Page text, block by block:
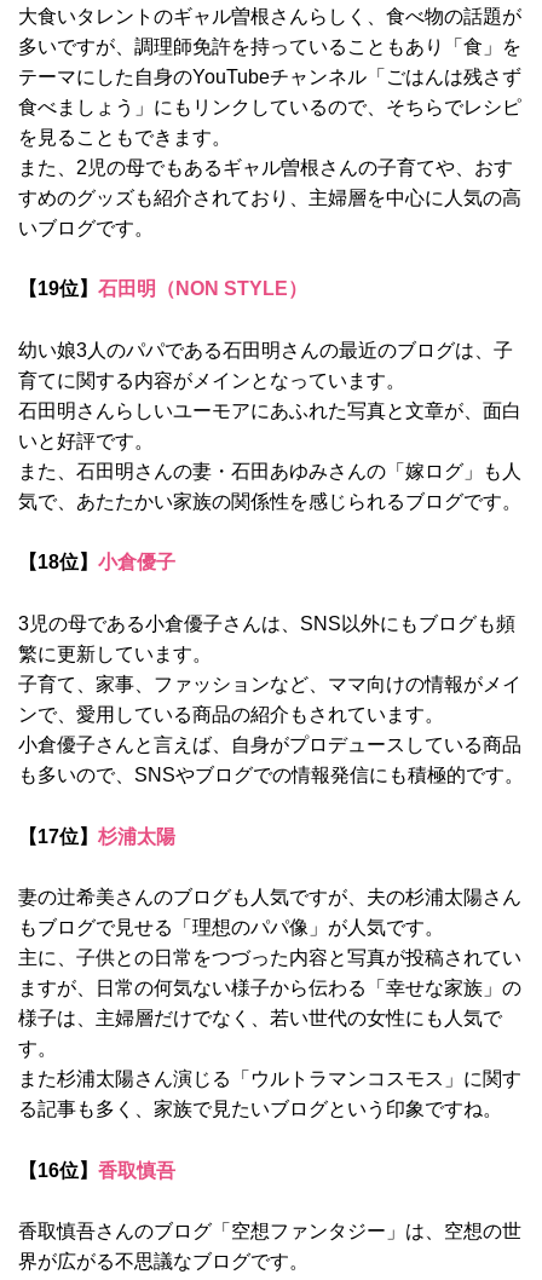
大食いタレントのギャル曽根さんらしく、食べ物の話題が
多いですが、調理師免許を持っていることもあり「食」を
テーマにした自身のYouTubeチャンネル「ごはんは残さず
食べましょう」にもリンクしているので、そちらでレシピ
を見ることもできます。
また、2児の母でもあるギャル曽根さんの子育てや、おす
すめのグッズも紹介されており、主婦層を中心に人気の高
いブログです。
【19位】 石田明（NON STYLE）
幼い娘3人のパパである石田明さんの最近のブログは、子
育てに関する内容がメインとなっています。
石田明さんらしいユーモアにあふれた写真と文章が、面白
いと好評です。
また、石田明さんの妻・石田あゆみさんの「嫁ログ」も人
気で、あたたかい家族の関係性を感じられるブログです。
【18位】 小倉優子
3児の母である小倉優子さんは、SNS以外にもブログも頻
繁に更新しています。
子育て、家事、ファッションなど、ママ向けの情報がメイ
ンで、愛用している商品の紹介もされています。
小倉優子さんと言えば、自身がプロデュースしている商品
も多いので、SNSやブログでの情報発信にも積極的です。
【17位】 杉浦太陽
妻の辻希美さんのブログも人気ですが、夫の杉浦太陽さん
もブログで見せる「理想のパパ像」が人気です。
主に、子供との日常をつづった内容と写真が投稿されてい
ますが、日常の何気ない様子から伝わる「幸せな家族」の
様子は、主婦層だけでなく、若い世代の女性にも人気で
す。
また杉浦太陽さん演じる「ウルトラマンコスモス」に関す
る記事も多く、家族で見たいブログという印象ですね。
【16位】 香取慎吾
香取慎吾さんのブログ「空想ファンタジー」は、空想の世
界が広がる不思議なブログです。